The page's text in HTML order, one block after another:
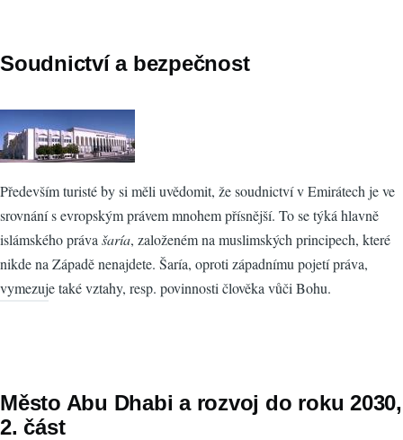
Soudnictví a bezpečnost
Především turisté by si měli uvědomit, že soudnictví v Emirátech je ve
srovnání s evropským právem mnohem přísnější. To se týká hlavně
islámského práva šaría, založeném na muslimských principech, které
nikde na Západě nenajdete. Šaría, oproti západnímu pojetí práva,
vymezuje také vztahy, resp. povinnosti člověka vůči Bohu.
Město Abu Dhabi a rozvoj do roku 2030,
2. část